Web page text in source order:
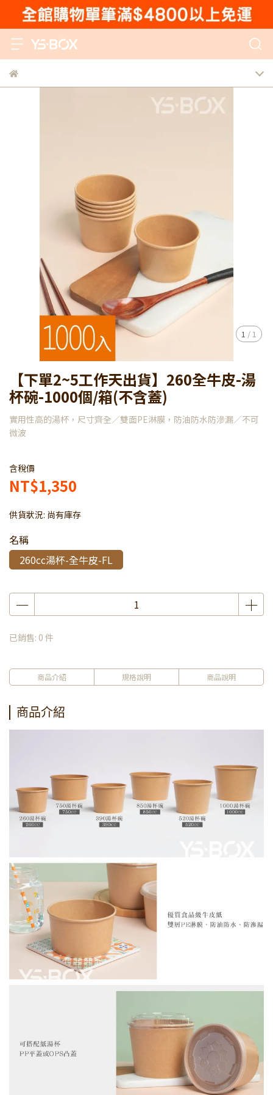
1 / 1
【下單2~5工作天出貨】260全牛皮-湯
杯碗-1000個/箱(不含蓋)
實用性高的湯杯，尺寸齊全／雙面PE淋膜，防油防水防滲漏／不可
微波
含稅價
NT$1,350
供貨狀況: 尚有庫存
名稱
260cc湯杯-全牛皮-FL
已銷售: 0 件
商品介紹 規格說明 商品說明
商品介紹